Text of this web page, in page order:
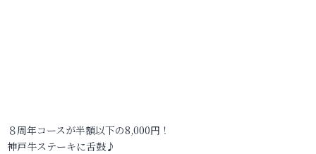
８周年コースが半額以下の8,000円！
神戸牛ステーキに舌鼓♪